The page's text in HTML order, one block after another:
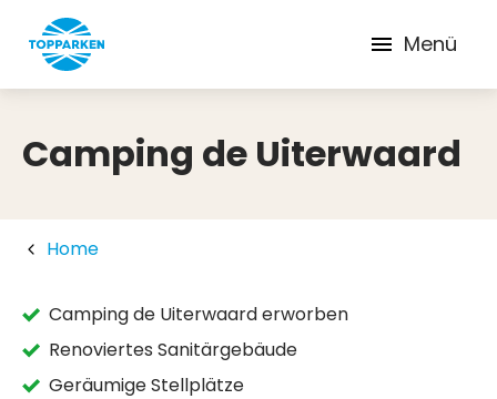
Menü
Camping de Uiterwaard
Home
Camping de Uiterwaard erworben
Renoviertes Sanitärgebäude
Geräumige Stellplätze